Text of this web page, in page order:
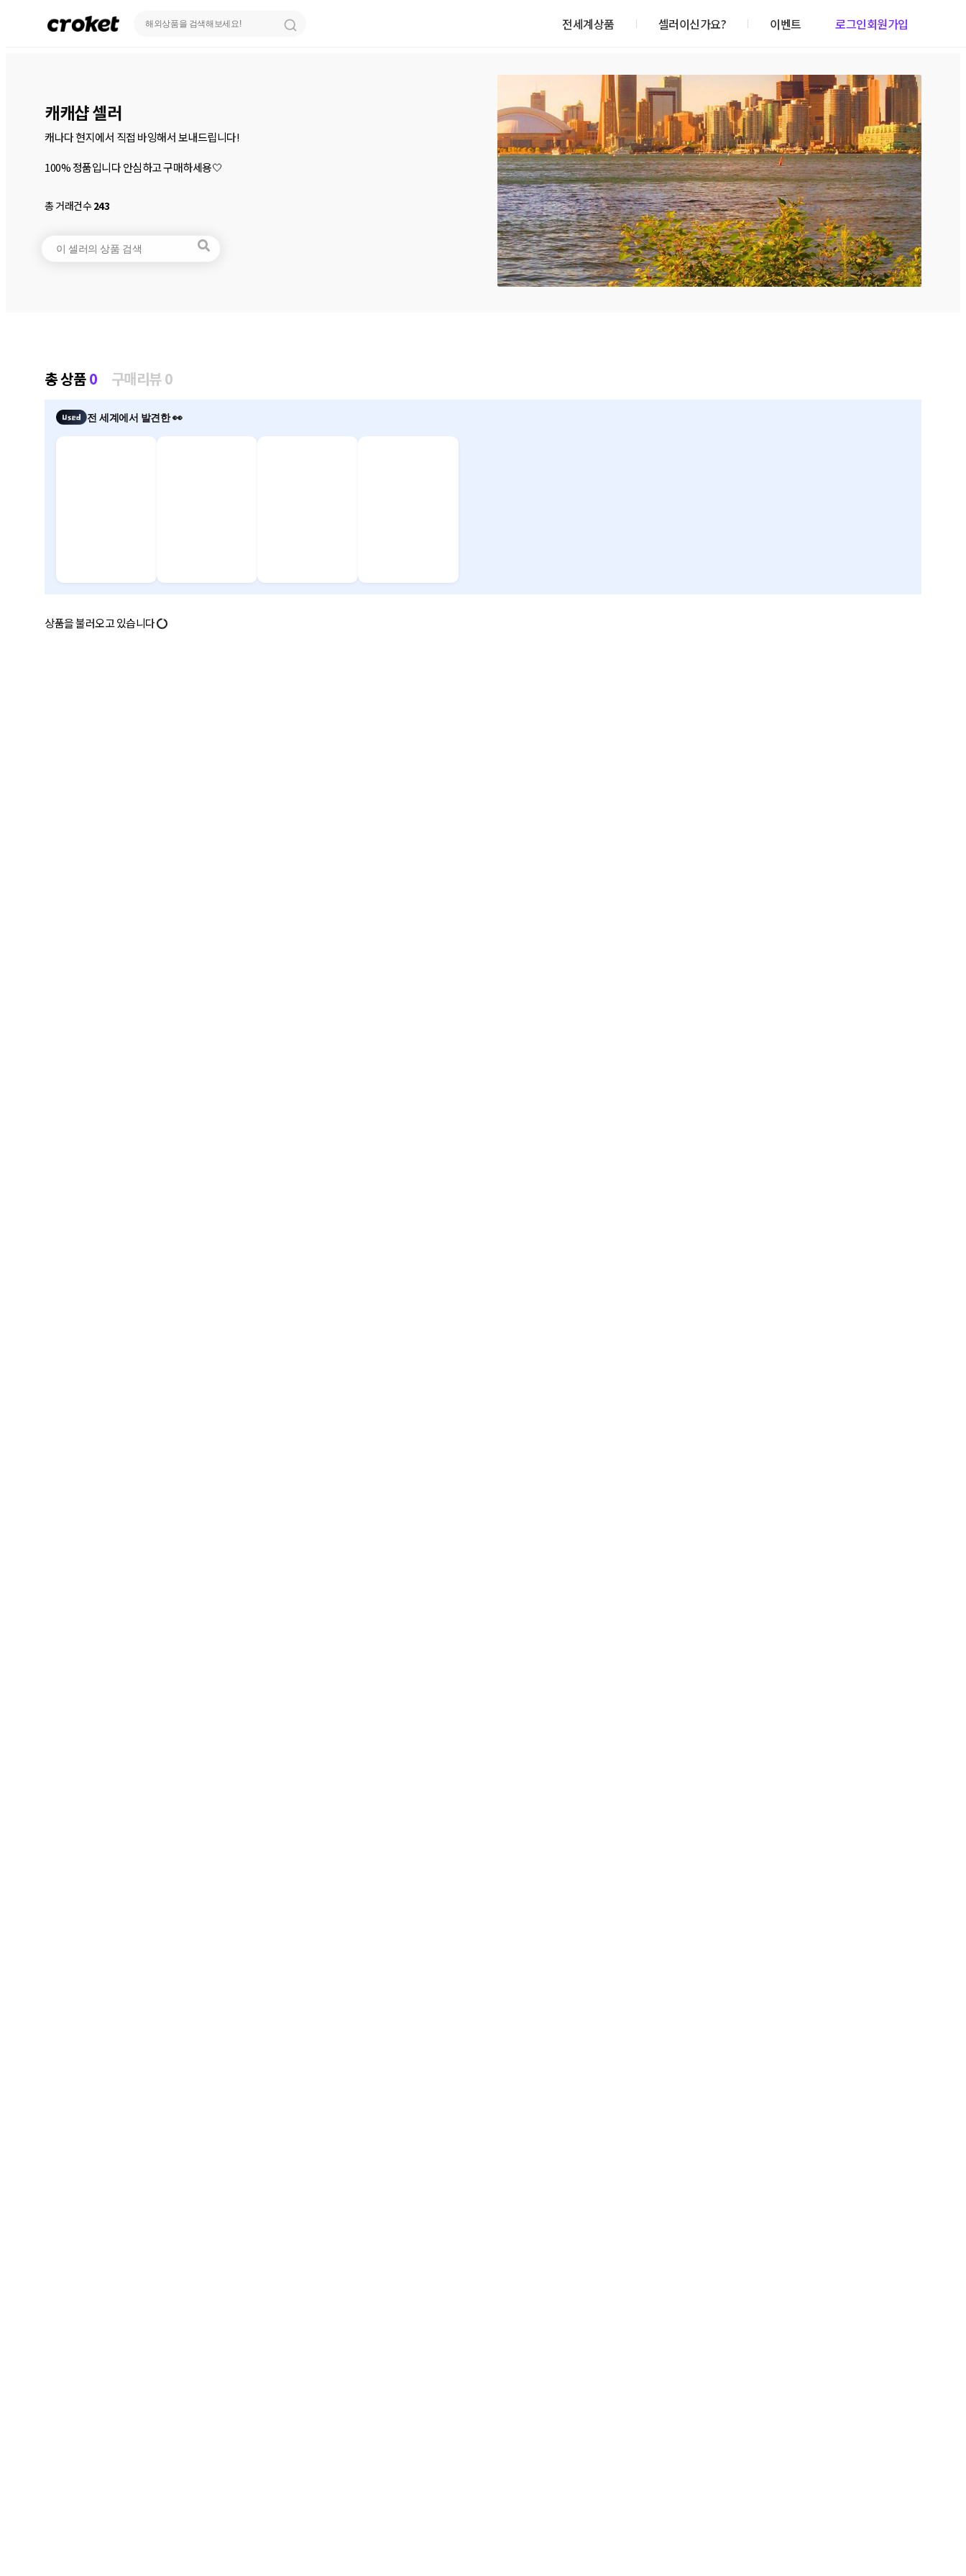
전세계상품 셀러이신가요? 이벤트 로그인회원가입
캐캐샵 셀러
캐나다 현지에서 직접 바잉해서 보내드립니다!
100% 정품입니다 안심하고 구매하세용🤍
총 거래건수243
총 상품 0 구매리뷰 0
전 세계에서 발견한 👀
상품을 불러오고 있습니다